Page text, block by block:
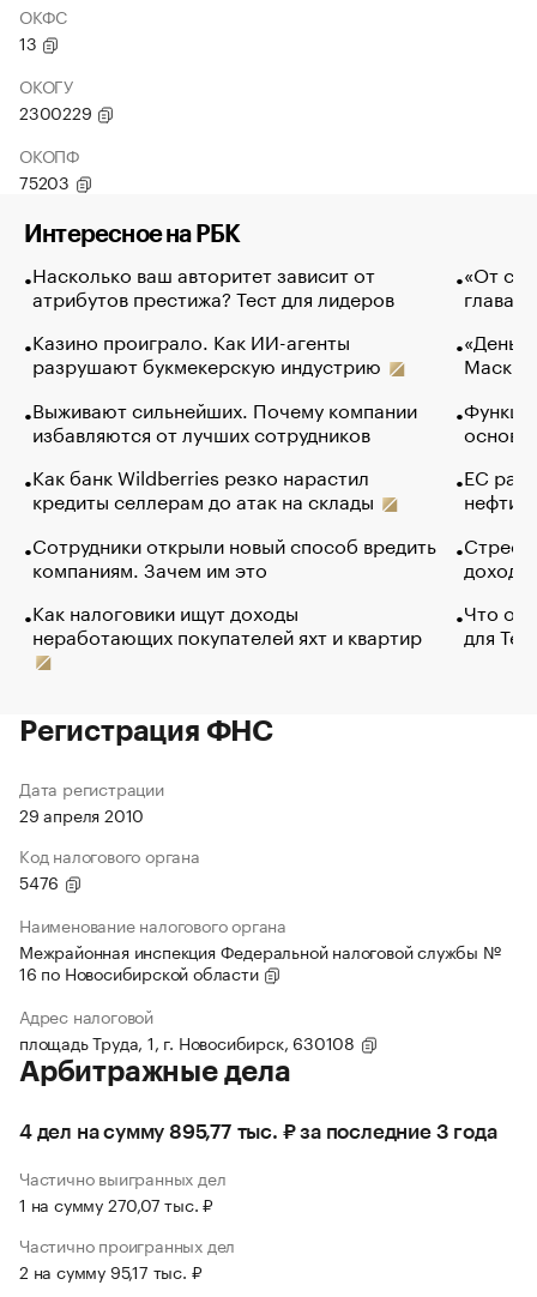
ОКФС
13
ОКОГУ
2300229
ОКОПФ
75203
Интересное на РБК
Насколько ваш авторитет зависит от
атрибутов престижа? Тест для лидеров
Казино проиграло. Как ИИ-агенты
разрушают букмекерскую индустрию
Выживают сильнейших. Почему компании
избавляются от лучших сотрудников
Как банк Wildberries резко нарастил
кредиты селлерам до атак на склады
Сотрудники открыли новый способ вредить
компаниям. Зачем им это
Как налоговики ищут доходы
неработающих покупателей яхт и квартир
«От
глава
Маск в
основ
ЕС
нефти
Что
для
Регистрация ФНС
Дата регистрации
29 апреля 2010
Код налогового органа
5476
Наименование налогового органа
Межрайонная инспекция Федеральной налоговой службы №
16 по Новосибирской области
Адрес налоговой
площадь Труда, 1, г. Новосибирск, 630108
Арбитражные дела
4 дел на сумму 895,77 тыс. ₽ за последние 3 года
Частично выигранных дел
1 на сумму 270,07 тыс. ₽
Частично проигранных дел
2 на сумму 95,17 тыс. ₽